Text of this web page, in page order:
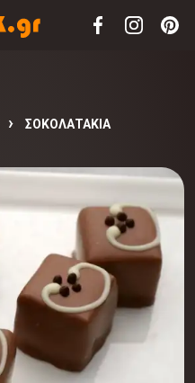
ΣΟΚΟΛΑΤΑΚΙΑ